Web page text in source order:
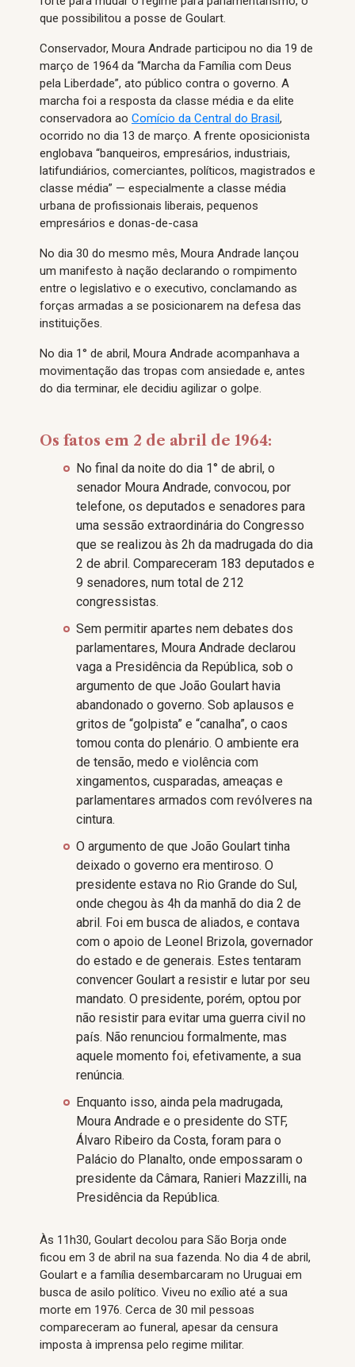
que possibilitou a posse de Goulart.
Conservador, Moura Andrade participou no dia 19 de
março de 1964 da “Marcha da Família com Deus
pela Liberdade”, ato público contra o governo. A
marcha foi a resposta da classe média e da elite
conservadora ao Comício da Central do Brasil,
ocorrido no dia 13 de março. A frente oposicionista
englobava “banqueiros, empresários, industriais,
latifundiários, comerciantes, políticos, magistrados e
classe média” — especialmente a classe média
urbana de profissionais liberais, pequenos
empresários e donas-de-casa
No dia 30 do mesmo mês, Moura Andrade lançou
um manifesto à nação declarando o rompimento
entre o legislativo e o executivo, conclamando as
forças armadas a se posicionarem na defesa das
instituições.
No dia 1° de abril, Moura Andrade acompanhava a
movimentação das tropas com ansiedade e, antes
do dia terminar, ele decidiu agilizar o golpe.
Os fatos em 2 de abril de 1964:
No final da noite do dia 1° de abril, o
senador Moura Andrade, convocou, por
telefone, os deputados e senadores para
uma sessão extraordinária do Congresso
que se realizou às 2h da madrugada do dia
2 de abril. Compareceram 183 deputados e
9 senadores, num total de 212
congressistas.
Sem permitir apartes nem debates dos
parlamentares, Moura Andrade declarou
vaga a Presidência da República, sob o
argumento de que João Goulart havia
abandonado o governo. Sob aplausos e
gritos de “golpista” e “canalha”, o caos
tomou conta do plenário. O ambiente era
de tensão, medo e violência com
xingamentos, cusparadas, ameaças e
parlamentares armados com revólveres na
cintura.
O argumento de que João Goulart tinha
deixado o governo era mentiroso. O
presidente estava no Rio Grande do Sul,
onde chegou às 4h da manhã do dia 2 de
abril. Foi em busca de aliados, e contava
com o apoio de Leonel Brizola, governador
do estado e de generais. Estes tentaram
convencer Goulart a resistir e lutar por seu
mandato. O presidente, porém, optou por
não resistir para evitar uma guerra civil no
país. Não renunciou formalmente, mas
aquele momento foi, efetivamente, a sua
renúncia.
Enquanto isso, ainda pela madrugada,
Moura Andrade e o presidente do STF,
Álvaro Ribeiro da Costa, foram para o
Palácio do Planalto, onde empossaram o
presidente da Câmara, Ranieri Mazzilli, na
Presidência da República.
Às 11h30, Goulart decolou para São Borja onde
ficou em 3 de abril na sua fazenda. No dia 4 de abril,
Goulart e a família desembarcaram no Uruguai em
busca de asilo político. Viveu no exílio até a sua
morte em 1976. Cerca de 30 mil pessoas
compareceram ao funeral, apesar da censura
imposta à imprensa pelo regime militar.